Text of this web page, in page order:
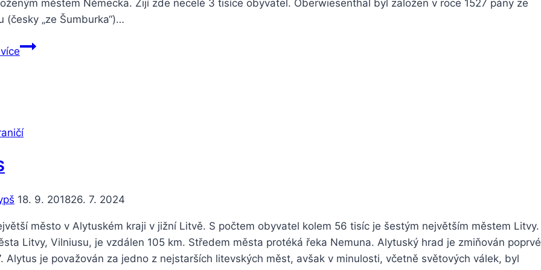
městem Německa. Žijí zde necelé 3 tisíce obyvatel. Oberwiesenthal byl založen v roce 1527 pány ze
(česky „ze Šumburka“)…
18. 9. 201826. 7. 2024
město v Alytuském kraji v jižní Litvě. S počtem obyvatel kolem 56 tisíc je šestým největším městem
Litvy, Vilniusu, je vzdálen 105 km. Středem města protéká řeka Nemuna. Alytuský hrad je zmiňován poprvé
Alytus je považován za jedno z nejstarších litevských měst, avšak v minulosti, včetně světových válek, byl